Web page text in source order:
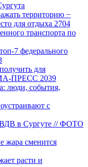
территорию −
для отдыха 2704
транспорта по
7 федерального
для
ПРЕСС 2039
люди, события,
с
ВДВ в Сургуте // ФОТО
жара сменится
расти и